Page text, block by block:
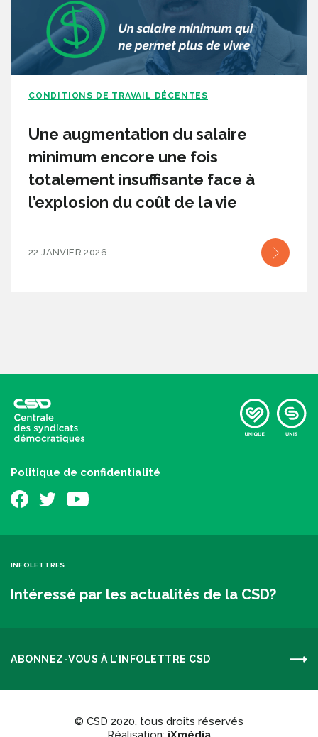
CONDITIONS DE TRAVAIL DÉCENTES
Une augmentation du salaire
minimum encore une fois
totalement insuffisante face à
l’explosion du coût de la vie
22 JANVIER 2026
Politique de confidentialité
INFOLETTRES
Intéressé par les actualités de la CSD?
ABONNEZ-VOUS À L'INFOLETTRE CSD
© CSD 2020, tous droits réservés